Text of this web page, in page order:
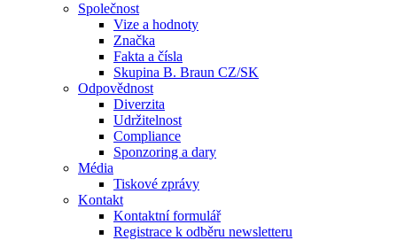
Společnost
Vize a hodnoty
Značka
Fakta a čísla
Skupina B. Braun CZ/SK
Odpovědnost
Diverzita
Udržitelnost
Compliance
Sponzoring a dary
Média
Tiskové zprávy
Kontakt
Kontaktní formulář
Registrace k odběru newsletteru